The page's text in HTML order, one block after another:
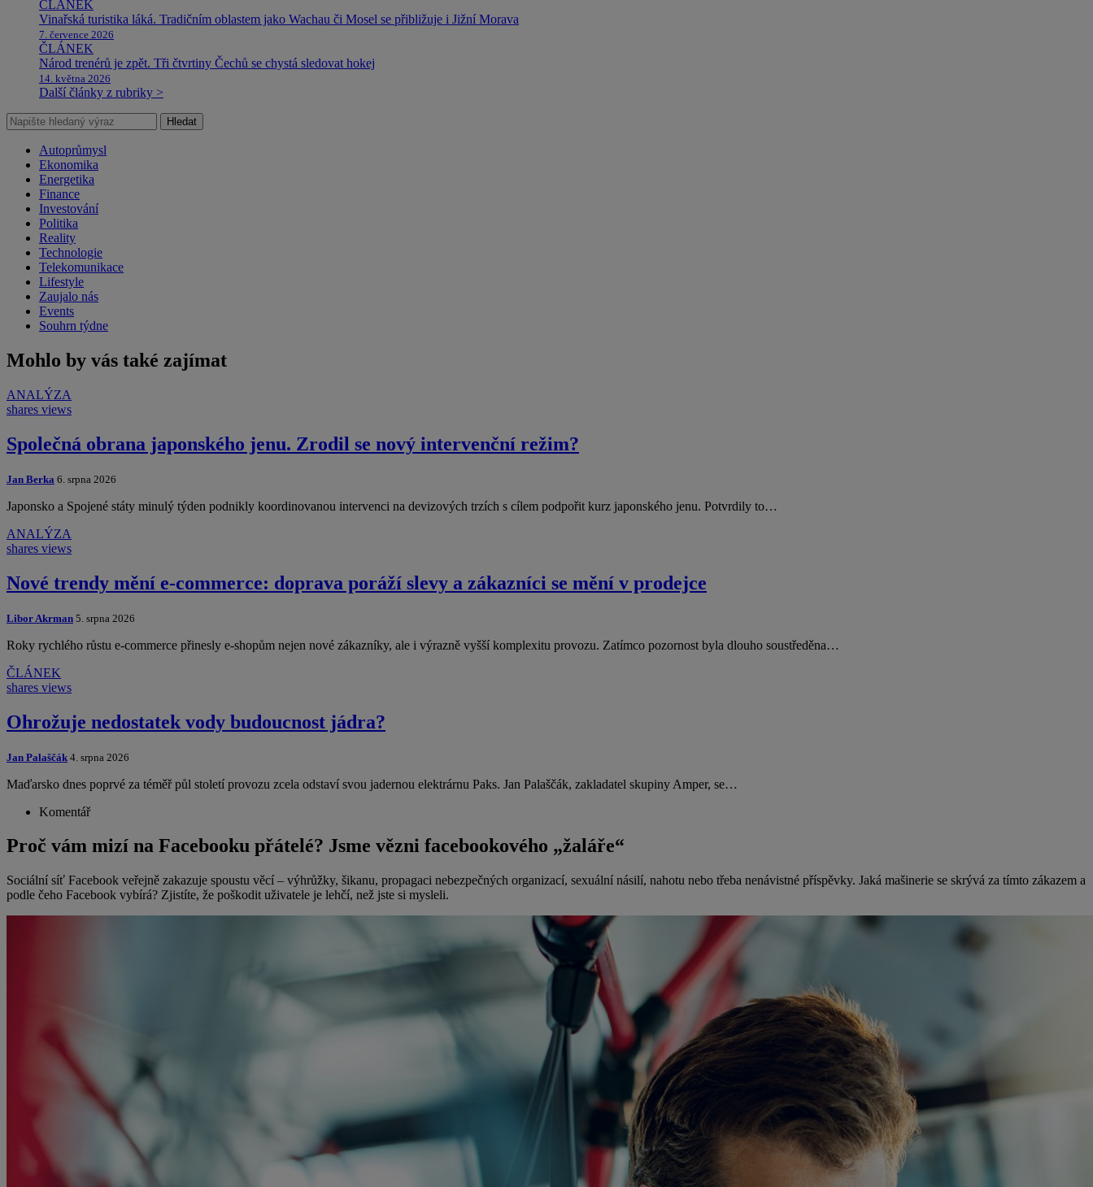
ČLÁNEK
Vinařská turistika láká. Tradičním oblastem jako Wachau či Mosel se přibližuje i Jižní Morava
7. července 2026
ČLÁNEK
Národ trenérů je zpět. Tři čtvrtiny Čechů se chystá sledovat hokej
14. května 2026
Další články z rubriky >
Hledat
Autoprůmysl
Ekonomika
Energetika
Finance
Investování
Politika
Reality
Technologie
Telekomunikace
Lifestyle
Zaujalo nás
Events
Souhrn týdne
Mohlo by vás také zajímat
ANALÝZA
shares views
Společná obrana japonského jenu. Zrodil se nový intervenční režim?
Jan Berka 6. srpna 2026
Japonsko a Spojené státy minulý týden podnikly koordinovanou intervenci na devizových trzích s cílem podpořit kurz japonského jenu. Potvrdily to…
ANALÝZA
shares views
Nové trendy mění e-commerce: doprava poráží slevy a zákazníci se mění v prodejce
Libor Akrman 5. srpna 2026
Roky rychlého růstu e-commerce přinesly e-shopům nejen nové zákazníky, ale i výrazně vyšší komplexitu provozu. Zatímco pozornost byla dlouho soustředěna…
ČLÁNEK
shares views
Ohrožuje nedostatek vody budoucnost jádra?
Jan Palaščák 4. srpna 2026
Maďarsko dnes poprvé za téměř půl století provozu zcela odstaví svou jadernou elektrárnu Paks. Jan Palaščák, zakladatel skupiny Amper, se…
Komentář
Proč vám mizí na Facebooku přátelé? Jsme vězni facebookového „žaláře“
Sociální síť Facebook veřejně zakazuje spoustu věcí – výhrůžky, šikanu, propagaci nebezpečných organizací, sexuální násilí, nahotu nebo třeba nenávistné příspěvky. Jaká mašinerie se skrývá za tímto zákazem a
podle čeho Facebook vybírá? Zjistíte, že poškodit uživatele je lehčí, než jste si mysleli.